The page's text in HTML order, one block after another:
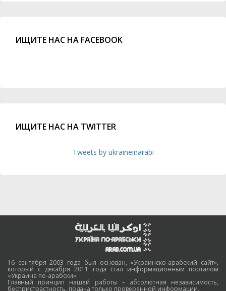
ИЩИТЕ НАС НА FACEBOOK
ИЩИТЕ НАС НА TWITTER
Tweets by ukraineinarabi
16 сентября 2003 года был основан, «Украинско-арабский сайт»,
который с декабря 2011 года стал информационным порталом
«Украина по-арабски».
Главный принцип нашей работы – абсолютная независимость,
беспристрастность, подача только проверенной информации.